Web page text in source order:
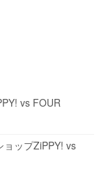
vs FOUR
ョップZiPPY! vs